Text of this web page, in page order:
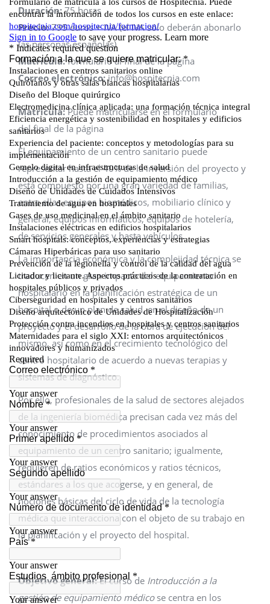
Duración:75 horas
Precio:795 euros + IVA (el IVA sólo deberán abonarlo
las personas españolas)
Matrícula:formulario al final de la página
Correo electrónico:info@hospitecnia.com
Matrícula:Puede matricularse en el formulario
del final de la página
El equipamiento de un centro sanitario puede
representar hasta el 40% de la inversión del proyecto y
está compuesto por una gran variedad de familias,
entre ellas equipos biomédicos, mobiliario clínico y
general, equipos informáticos, equipos de hotelería,
de servicios generales y hasta vehículos.
La importancia económica y la complejidad técnica se
traducen en un gran impacto del equipamiento
hospitalario en la planificación estratégica de un
hospital o de un plan de salud, en el diseño de un
proyecto y el desarrollo de la obra de ejecución del
mismo, así como en el crecimiento tecnológico del
centro hospitalario de acuerdo a nuevas terapias y
sistemas de diagnóstico.
Por ello, profesionales de la salud de sectores alejados
de la ingeniería biomédica precisan cada vez más del
conocimiento de procedimientos asociados al
equipamiento de un centro sanitario; igualmente,
requieren de ratios económicos y ratios técnicos,
estándares a los que acogerse, y en general, de
nociones básicas del ciclo de vida de la tecnología
médica que interacciona con el objeto de su trabajo en
la planificación y el proyecto del hospital.
Objetivo general:El curso de Introducción a la
gestión de equipamiento médicose centra en los